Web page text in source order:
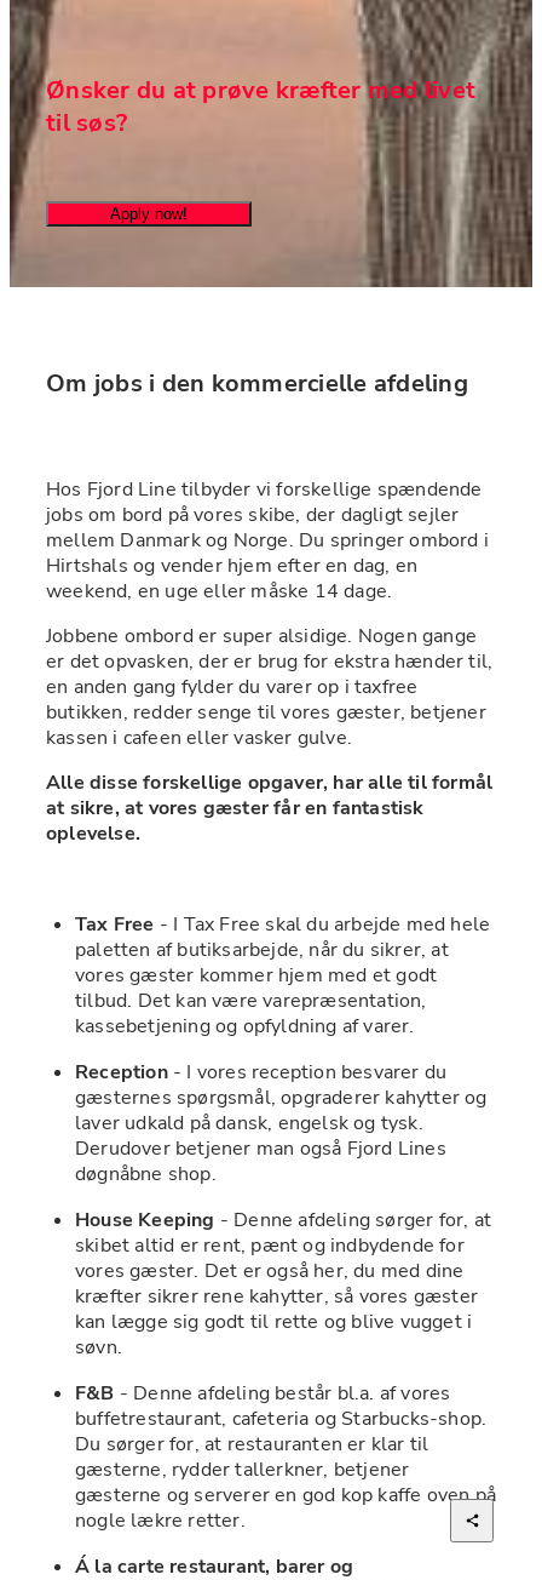
Ønsker du at prøve kræfter med livet
til søs?
Apply now!
Om jobs i den kommercielle afdeling
Hos Fjord Line tilbyder vi forskellige spændende
jobs om bord på vores skibe, der dagligt sejler
mellem Danmark og Norge. Du springer ombord i
Hirtshals og vender hjem efter en dag, en
weekend, en uge eller måske 14 dage.
Jobbene ombord er super alsidige. Nogen gange
er det opvasken, der er brug for ekstra hænder til,
en anden gang fylder du varer op i taxfree
butikken, redder senge til vores gæster, betjener
kassen i cafeen eller vasker gulve.
Alle disse forskellige opgaver, har alle til formål
at sikre, at vores gæster får en fantastisk
oplevelse.
Tax Free - I Tax Free skal du arbejde med hele
paletten af butiksarbejde, når du sikrer, at
vores gæster kommer hjem med et godt
tilbud. Det kan være varepræsentation,
kassebetjening og opfyldning af varer.
Reception - I vores reception besvarer du
gæsternes spørgsmål, opgraderer kahytter og
laver udkald på dansk, engelsk og tysk.
Derudover betjener man også Fjord Lines
døgnåbne shop.
House Keeping - Denne afdeling sørger for, at
skibet altid er rent, pænt og indbydende for
vores gæster. Det er også her, du med dine
kræfter sikrer rene kahytter, så vores gæster
kan lægge sig godt til rette og blive vugget i
søvn.
F&B - Denne afdeling består bl.a. af vores
buffetrestaurant, cafeteria og Starbucks-shop.
Du sørger for, at restauranten er klar til
gæsterne, rydder tallerkner, betjener
gæsterne og serverer en god kop kaffe oven på
nogle lækre retter.
Á la carte restaurant, barer og